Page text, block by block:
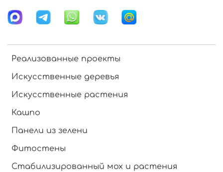
Реализованные проекты
Искусственные деревья
Искусственные растения
Кашпо
Панели из зелени
Фитостены
Стабилизированный мох и растения